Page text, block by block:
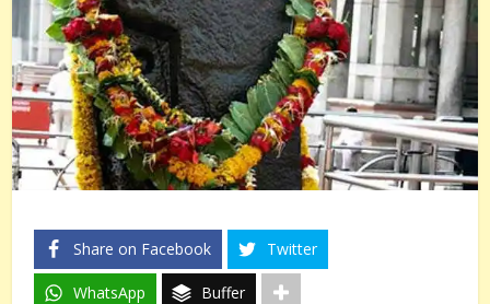
Share on Facebook Twitter
WhatsApp Buffer